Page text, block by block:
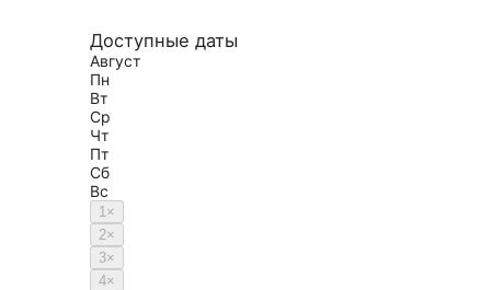
Доступные даты
Август
Пн
Вт
Ср
Чт
Пт
Сб
Вс
1×
2×
3×
4×